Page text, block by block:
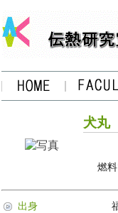
犬
燃
出身